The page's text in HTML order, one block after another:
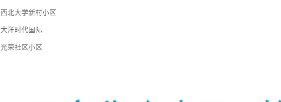
西北大学新村小区
大洋时代国际
光荣社区小区